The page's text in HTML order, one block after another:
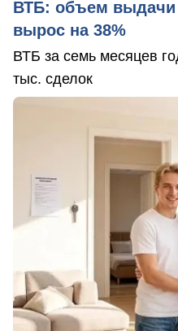
ВТБ: объем выдачи
вырос на 38%
ВТБ за семь месяцев
тыс. сделок